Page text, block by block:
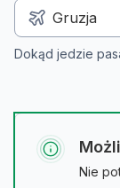
Dokąd jedzie
Nie